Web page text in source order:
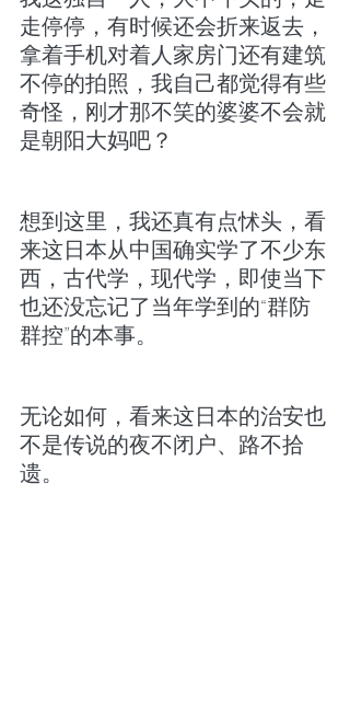
走停停，有时候还会折来返去，
拿着手机对着人家房门还有建筑
不停的拍照，我自己都觉得有些
奇怪，刚才那不笑的婆婆不会就
是朝阳大妈吧？
想到这里，我还真有点怵头，看
来这日本从中国确实学了不少东
西，古代学，现代学，即使当下
也还没忘记了当年学到的“群防
群控”的本事。
无论如何，看来这日本的治安也
不是传说的夜不闭户、路不拾
遗。